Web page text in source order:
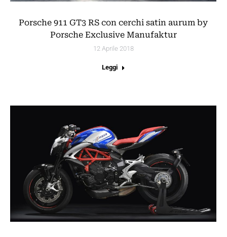
Porsche 911 GT3 RS con cerchi satin aurum by
Porsche Exclusive Manufaktur
12 Aprile 2018
Leggi